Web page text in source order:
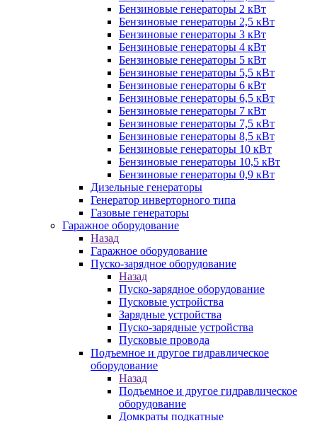
Бензиновые генераторы 2 кВт
Бензиновые генераторы 2,5 кВт
Бензиновые генераторы 3 кВт
Бензиновые генераторы 4 кВт
Бензиновые генераторы 5 кВт
Бензиновые генераторы 5,5 кВт
Бензиновые генераторы 6 кВт
Бензиновые генераторы 6,5 кВт
Бензиновые генераторы 7 кВт
Бензиновые генераторы 7,5 кВт
Бензиновые генераторы 8,5 кВт
Бензиновые генераторы 10 кВт
Бензиновые генераторы 10,5 кВт
Бензиновые генераторы 0,9 кВт
Дизельные генераторы
Генератор инверторного типа
Газовые генераторы
Гаражное оборудование
Назад
Гаражное оборудование
Пуско-зарядное оборудование
Назад
Пуско-зарядное оборудование
Пусковые устройства
Зарядные устройства
Пуско-зарядные устройства
Пусковые провода
Подъемное и другое гидравлическое
оборудование
Назад
Подъемное и другое гидравлическое
оборудование
Домкраты подкатные